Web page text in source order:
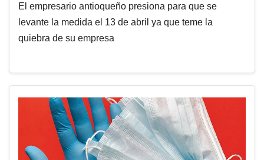
El empresario antioqueño presiona para que se
levante la medida el 13 de abril ya que teme la
quiebra de su empresa